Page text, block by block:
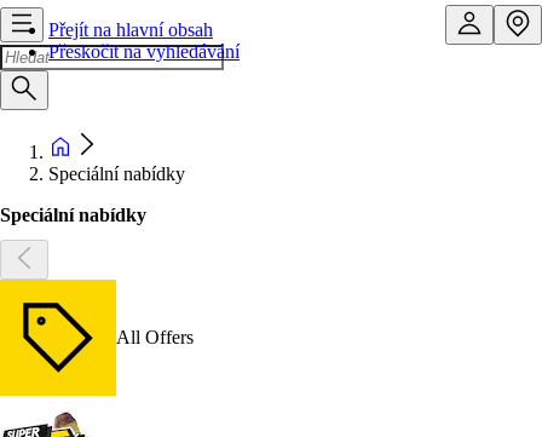
Přejít na hlavní obsah
Přeskočit na vyhledávání
Speciální nabídky
Speciální nabídky
All Offers